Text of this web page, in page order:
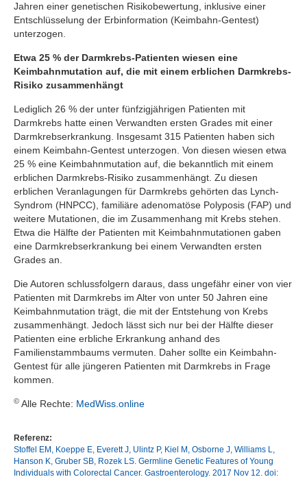
Jahren einer genetischen Risikobewertung, inklusive einer
Entschlüsselung der Erbinformation (Keimbahn-Gentest)
unterzogen.
Etwa 25 % der Darmkrebs-Patienten wiesen eine
Keimbahnmutation auf, die mit einem erblichen Darmkrebs-
Risiko zusammenhängt
Lediglich 26 % der unter fünfzigjährigen Patienten mit
Darmkrebs hatte einen Verwandten ersten Grades mit einer
Darmkrebserkrankung. Insgesamt 315 Patienten haben sich
einem Keimbahn-Gentest unterzogen. Von diesen wiesen etwa
25 % eine Keimbahnmutation auf, die bekanntlich mit einem
erblichen Darmkrebs-Risiko zusammenhängt. Zu diesen
erblichen Veranlagungen für Darmkrebs gehörten das Lynch-
Syndrom (HNPCC), familiäre adenomatöse Polyposis (FAP) und
weitere Mutationen, die im Zusammenhang mit Krebs stehen.
Etwa die Hälfte der Patienten mit Keimbahnmutationen gaben
eine Darmkrebserkrankung bei einem Verwandten ersten
Grades an.
Die Autoren schlussfolgern daraus, dass ungefähr einer von vier
Patienten mit Darmkrebs im Alter von unter 50 Jahren eine
Keimbahnmutation trägt, die mit der Entstehung von Krebs
zusammenhängt. Jedoch lässt sich nur bei der Hälfte dieser
Patienten eine erbliche Erkrankung anhand des
Familienstammbaums vermuten. Daher sollte ein Keimbahn-
Gentest für alle jüngeren Patienten mit Darmkrebs in Frage
kommen.
© Alle Rechte: MedWiss.online
Referenz:
Stoffel EM, Koeppe E, Everett J, Ulintz P, Kiel M, Osborne J, Williams L,
Hanson K, Gruber SB, Rozek LS. Germline Genetic Features of Young
Individuals with Colorectal Cancer. Gastroenterology. 2017 Nov 12. doi: